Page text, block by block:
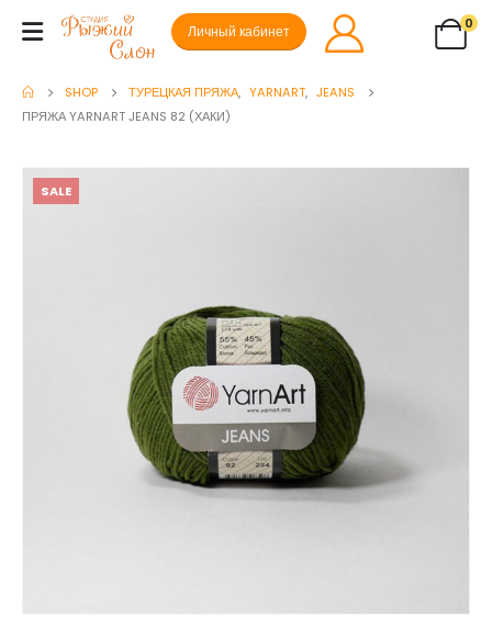
Личный кабинет
0
SHOP ТУРЕЦКАЯ ПРЯЖА, YARNART, JEANS
ПРЯЖА YARNART JEANS 82 (ХАКИ)
SALE